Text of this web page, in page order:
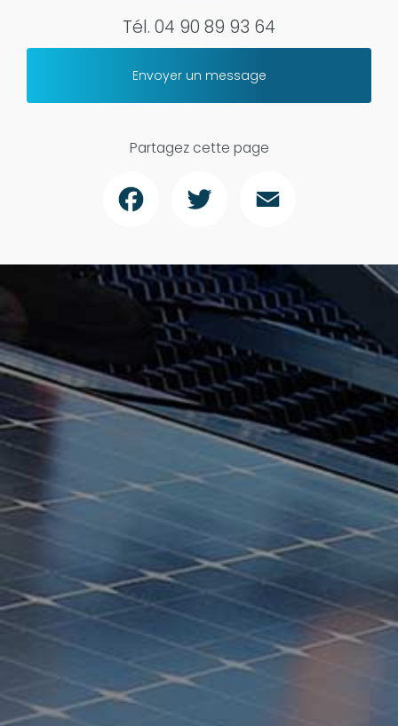
Tél. 04 90 89 93 64
Envoyer un message
Partagez cette page